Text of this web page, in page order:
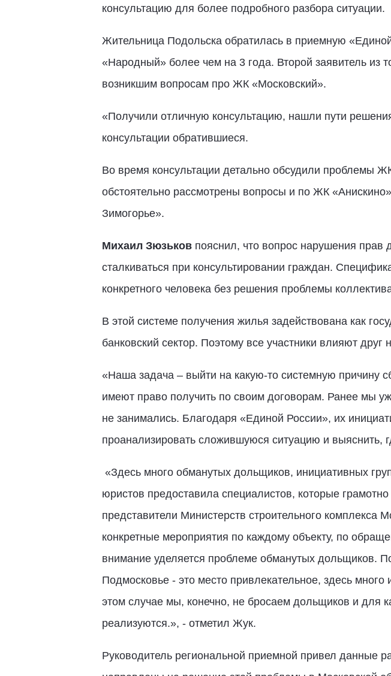
консультацию для более подробного разбора ситуации.
Жительница Подольска обратилась в приемную
«Народный» более чем на 3 года. Второй заявитель из
возникшим вопросам про ЖК «Московский».
«Получили отличную консультацию, нашли пути
консультации обратившиеся.
Во время консультации детально обсудили проблемы
обстоятельно рассмотрены вопросы и по ЖК
Зимогорье».
Михаил Зюзьковпояснил, что вопрос нарушения прав
сталкиваться при консультировании граждан.
конкретного человека без решения проблемы
В этой системе получения жилья задействована как
банковский сектор. Поэтому все участники влияют друг
«Наша задача – выйти на какую-то системную причину
имеют право получить по своим договорам. Ранее мы
не занимались. Благодаря «Единой России», их
проанализировать сложившуюся ситуацию и
«Здесь много обманутых дольщиков, инициативных
юристов предоставила специалистов, которые
представители Министерств строительного комплекса
конкретные мероприятия по каждому объекту, по
внимание уделяется проблеме обманутых дольщиков.
Подмосковье - это место привлекательное, здесь
этом случае мы, конечно, не бросаем дольщиков и для
реализуются.», - отметил Жук.
Руководитель региональной приемной привел данные